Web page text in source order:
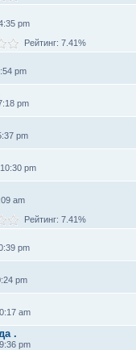
pm
Рейтинг: 7.41%
pm
pm
pm
pm
am
Рейтинг: 7.41%
pm
pm
am
.
pm